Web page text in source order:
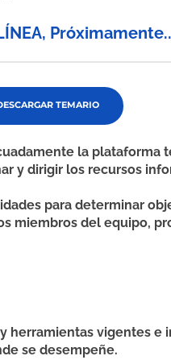
TEMARIO
la
y dirigir los recursos
para determinar
miembros del equipo,
vigentes
se desempeñe.